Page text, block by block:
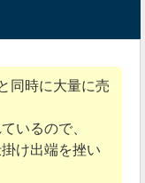
同時に大量に売
いるので、
け出端を挫い